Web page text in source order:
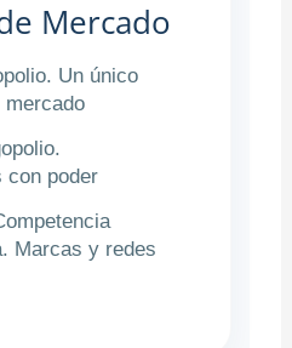
Mercado
Un único
mercado
con poder
Marcas y redes